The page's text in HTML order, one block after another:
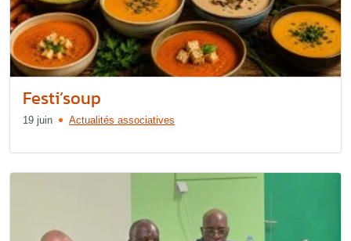
Festi’soup
19 juin Actualités associatives